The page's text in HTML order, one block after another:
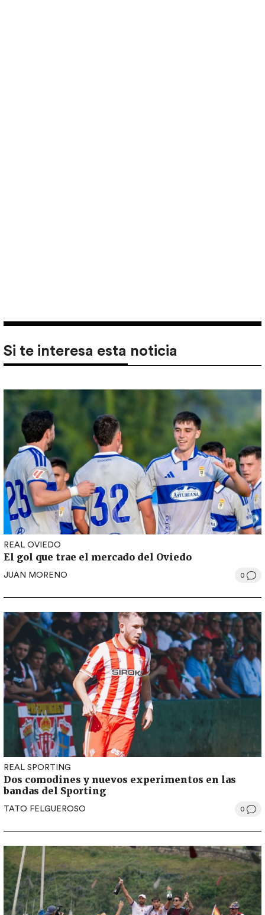
Si te interesa esta noticia
REAL OVIEDO
El gol que trae el mercado del Oviedo
JUAN MORENO 0
REAL SPORTING
Dos comodines y nuevos experimentos en las
bandas del Sporting
TATO FELGUEROSO 0